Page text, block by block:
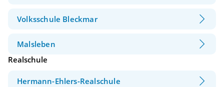
Volksschule Bleckmar
Malsleben
Realschule
Hermann-Ehlers-Realschule